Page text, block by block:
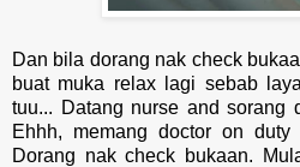
Dan bila dorang nak check
buat muka relax lagi sebab
tuu... Datang nurse and sorang
Ehhh, memang doctor on
Dorang nak check bukaan.